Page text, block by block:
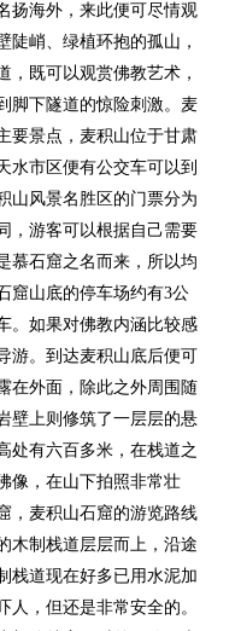
扬海外，来此便可尽情观
陡峭、绿植环抱的孤山，
，既可以观赏佛教艺术，
脚下隧道的惊险刺激。麦
要景点，麦积山位于甘肃
水市区便有公交车可以到
山风景名胜区的门票分为
，游客可以根据自己需要
慕石窟之名而来，所以均
窟山底的停车场约有3公
。如果对佛教内涵比较感
游。到达麦积山底后便可
在外面，除此之外周围随
壁上则修筑了一层层的悬
处有六百多米，在栈道之
像，在山下拍照非常壮
，麦积山石窟的游览路线
木制栈道层层而上，沿途
栈道现在好多已用水泥加
人，但还是非常安全的。